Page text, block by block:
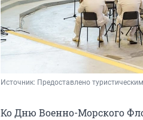
Источник: Предоставлено
Ко Дню Военно-Морского